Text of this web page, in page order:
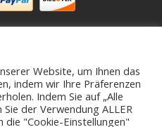
Website, um Ihnen das
indem wir Ihre Präferenzen
Indem Sie auf „Alle
der Verwendung ALLER
die "Cookie-Einstellungen"